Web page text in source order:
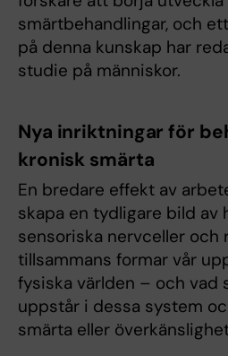
smärtbehandlingar, och
på denna kunskap har
studie på människor.
Nya inriktningar för
kronisk smärta
En bredare effekt av
skapa en tydligare bild av
sensoriska nervceller och
tillsammans formar vår
fysiska världen – och vad
uppstår i dessa system
smärta eller